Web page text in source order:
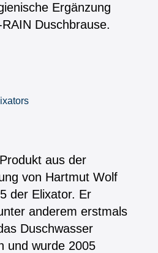
Ergänzung
Duschbrause.
aus der
von Hartmut Wolf
der Elixator. Er
anderem erstmals
Duschwasser
und wurde 2005